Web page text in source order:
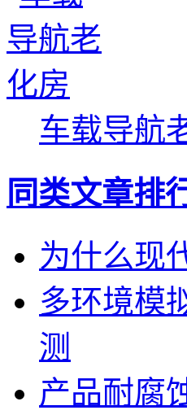
车载导航
同类文章排
为什么现
多环境模
测
产品耐腐